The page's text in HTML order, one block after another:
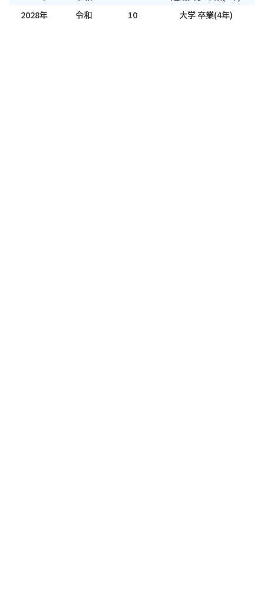
2028年
令和 10 大学 卒業(4年)